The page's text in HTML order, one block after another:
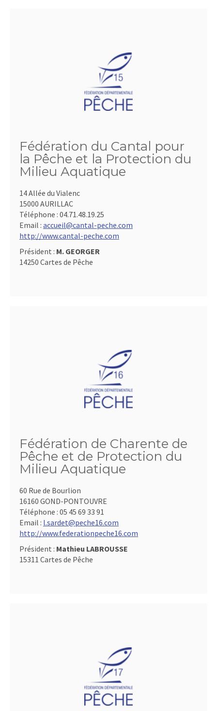
Fédération du Cantal pour
la Pêche et la Protection du
Milieu Aquatique
14 Allée du Vialenc
15000 AURILLAC
Téléphone : 04.71.48.19.25
Email : accueil@cantal-peche.com
http://www.cantal-peche.com
Président : M. GEORGER
14250 Cartes de Pêche
Fédération de Charente de
Pêche et de Protection du
Milieu Aquatique
60 Rue de Bourlion
16160 GOND-PONTOUVRE
Téléphone : 05 45 69 33 91
Email : l.sardet@peche16.com
http://www.federationpeche16.com
Président : Mathieu LABROUSSE
15311 Cartes de Pêche